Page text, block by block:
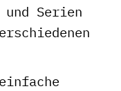
Serien